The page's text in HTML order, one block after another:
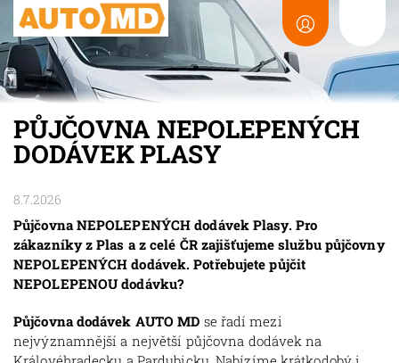
PŮJČOVNA NEPOLEPENÝCH
DODÁVEK PLASY
8.7.2026
Půjčovna NEPOLEPENÝCH dodávek Plasy. Pro
zákazníky z Plas a z celé ČR zajišťujeme službu půjčovny
NEPOLEPENÝCH dodávek. Potřebujete půjčit
NEPOLEPENOU dodávku?
Půjčovna dodávek AUTO MD se řadí mezi
nejvýznamnější a největší půjčovna dodávek na